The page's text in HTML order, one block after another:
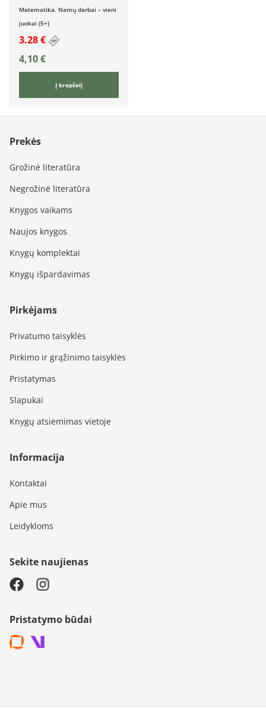
Matematika. Namų darbai – vieni
juokai (5+)
3.28 €
4,10€
Į krepšelį
Prekės
Grožinė literatūra
Negrožinė literatūra
Knygos vaikams
Naujos knygos
Knygų komplektai
Knygų išpardavimas
Pirkėjams
Privatumo taisyklės
Pirkimo ir grąžinimo taisyklės
Pristatymas
Slapukai
Knygų atsiėmimas vietoje
Informacija
Kontaktai
Apie mus
Leidykloms
Sekite naujienas
Pristatymo būdai